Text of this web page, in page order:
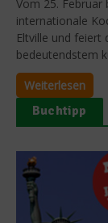
Vom 25. Februar
internationale
Eltville und feiert
bedeutendstem
Weiterlesen
Buchtipp